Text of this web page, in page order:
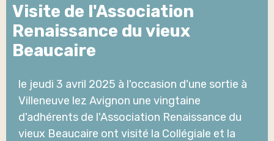
Visite de l'Association
Renaissance du vieux
Beaucaire
le jeudi 3 avril 2025 à l'occasion d'une sortie à
Villeneuve lez Avignon une vingtaine
d'adhérents de l'Association Renaissance du
vieux Beaucaire ont visité la Collégiale et la